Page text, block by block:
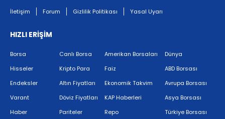
İletişim Forum Gizlilik Politikası Yasal Uyarı
HIZLI ERİŞİM
Borsa
Hisseler
Endeksler
Varant
Haber
Canlı Borsa
Kripto Para
Altın Fiyatları
Döviz Fiyatları
Pariteler
Amerikan Borsaları
Faiz
Ekonomik Takvim
KAP Haberleri
Repo
Dünya
ABD Borsası
Avrupa Borsası
Asya Borsası
Türkiye Borsası